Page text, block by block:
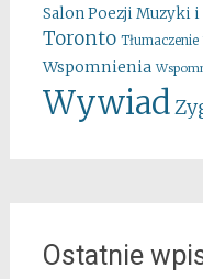
Salon Poezji Muzyki i
Toronto Tłumaczenie
Wspomnienia
Wywiad
Ostatnie